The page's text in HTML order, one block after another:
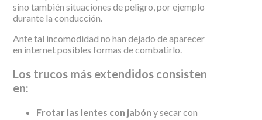
sino también situaciones de peligro, por ejemplo
durante la conducción.
Ante tal incomodidad no han dejado de aparecer
en internet posibles formas de combatirlo.
Los trucos más extendidos consisten
en:
Frotar las lentes con jabón y secar con